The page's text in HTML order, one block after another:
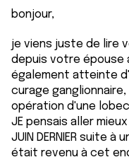
bonjour,
je viens juste de lire
depuis votre épouse
également atteinte
curage ganglionnaire,
opération d'une
JE pensais aller
JUIN DERNIER suite à
était revenu à cet